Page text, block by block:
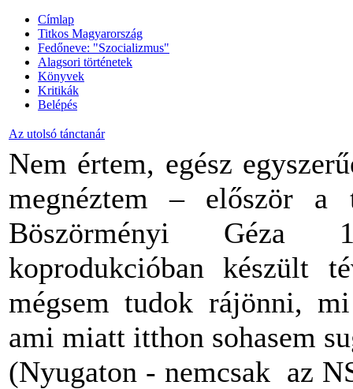
Címlap
Titkos Magyarország
Fedőneve: "Szocializmus"
Alagsori történetek
Könyvek
Kritikák
Belépés
Az utolsó tánctanár
Nem értem, egész
megnéztem – először a
Böszörményi Géza
koprodukcióban készült
mégsem tudok rájönni,
ami miatt itthon sohasem
(Nyugaton - nemcsak az